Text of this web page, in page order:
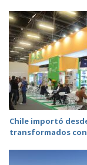
Chile importó
transformados